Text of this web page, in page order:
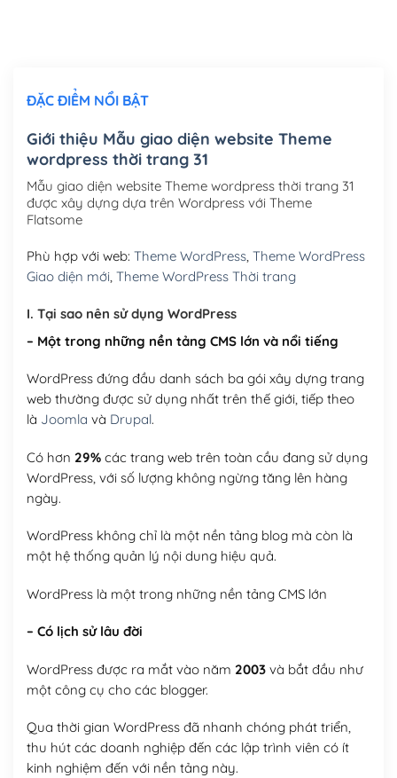
Mua thêm Host + Tên miền
Tên miền quốc tế .com .net .org (1 năm)
Tên miền Việt Nam .vn (1 năm)
Hosting 2GB SSD (1 năm)(+450,000₫)
Hosting 5GB SSD (1 năm) (+650,000₫)
Hosting 8GB SSD (1 năm)
ĐẶC ĐIỂM NỔI BẬT
Giới thiệu Mẫu giao diện website Theme
wordpress thời trang 31
Mẫu giao diện website Theme wordpress thời trang 31
được xây dựng dựa trên Wordpress với Theme
Flatsome
Phù hợp với web: Theme WordPress, Theme WordPress
Giao diện mới, Theme WordPress Thời trang
I. Tại sao nên sử dụng WordPress
– Một trong những nền tảng CMS lớn và nổi tiếng
WordPress đứng đầu danh sách ba gói xây dựng trang
web thường được sử dụng nhất trên thế giới, tiếp theo
là Joomla và Drupal.
Có hơn 29%các trang web trên toàn cầu đang sử dụng
WordPress, với số lượng không ngừng tăng lên hàng
ngày.
WordPress không chỉ là một nền tảng blog mà còn là
một hệ thống quản lý nội dung hiệu quả.
WordPress là một trong những nền tảng CMS lớn
– Có lịch sử lâu đời
WordPress được ra mắt vào năm 2003và bắt đầu như
một công cụ cho các blogger.
Qua thời gian WordPress đã nhanh chóng phát triển,
thu hút các doanh nghiệp đến các lập trình viên có ít
kinh nghiệm đến với nền tảng này.